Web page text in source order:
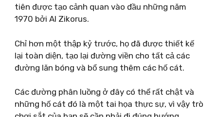
tiên được tạo cảnh quan vào đầu những năm
1970 bởi Al Zikorus.
Chỉ hơn một thập kỷ trước, họ đã được thiết kế
lại toàn diện, tạo lại đường viền cho tất cả các
đường lăn bóng và bổ sung thêm các hố cát.
Các đường phân luồng ở đây có thể rất chật và
những hố cát đó là một tai họa thực sự, vì vậy trò